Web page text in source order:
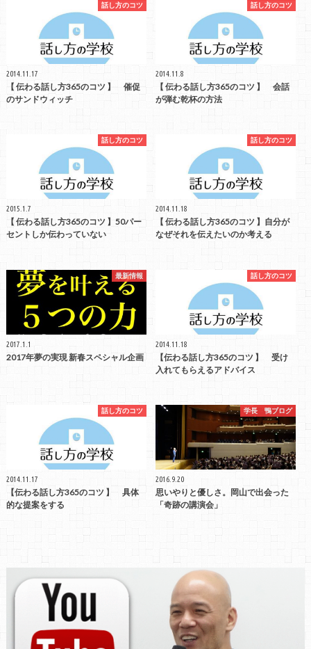
話し方のコツ
2014.11.17
【 伝わる話し方365のコツ 】 催促
のサンドウィッチ
話し方のコツ
2014.11.8
【 伝わる話し方365のコツ 】 会話
が弾む乾杯の方法
話し方のコツ
2015.1.7
【 伝わる話し方365のコツ 】50パー
セントしか伝わっていない
話し方のコツ
2014.11.18
【 伝わる話し方365のコツ 】自分が
なぜそれを伝えたいのか考える
最新情報
2017.1.1
2017年夢の実現 新春スペシャル企画
話し方のコツ
2014.11.18
【伝わる話し方365のコツ 】 受け
入れてもらえるアドバイス
話し方のコツ
2014.11.17
【伝わる話し方365のコツ 】 具体
的な提案をする
学長 鴨ブログ
2016.9.20
思いやりと優しさ。岡山で出会った
「奇跡の講演会」